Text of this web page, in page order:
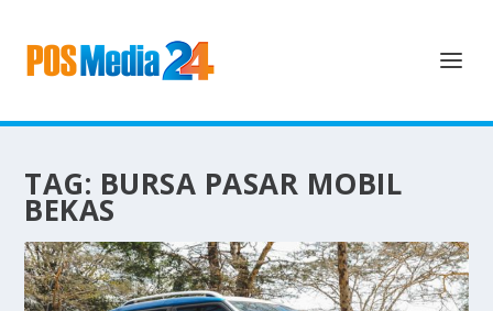
TAG: BURSA PASAR MOBIL
BEKAS